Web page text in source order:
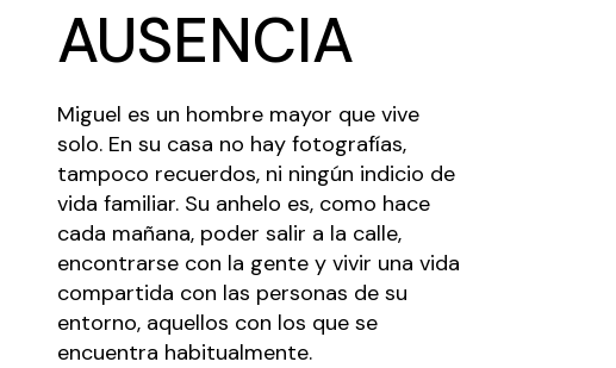
AUSENCIA
Miguel es un hombre mayor que vive
solo. En su casa no hay fotografías,
tampoco recuerdos, ni ningún indicio de
vida familiar. Su anhelo es, como hace
cada mañana, poder salir a la calle,
encontrarse con la gente y vivir una vida
compartida con las personas de su
entorno, aquellos con los que se
encuentra habitualmente.